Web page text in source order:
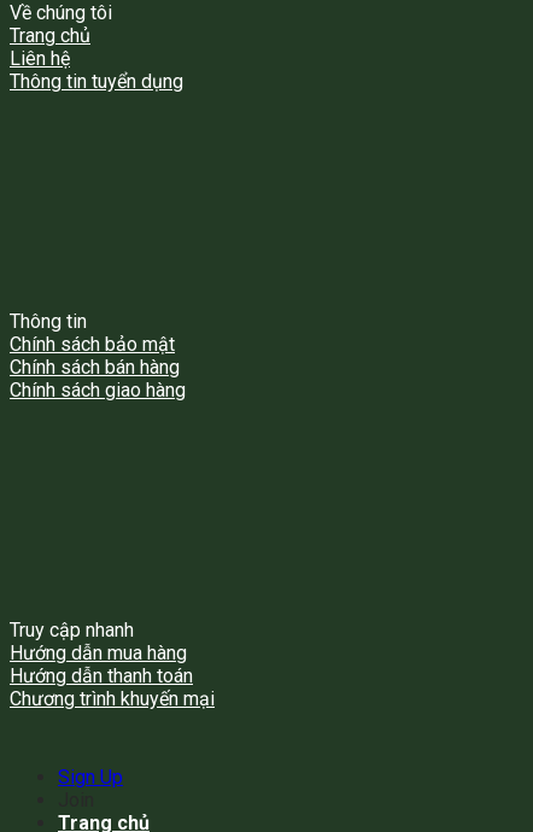
Về chúng tôi
Trang chủ
Liên hệ
Thông tin tuyển dụng
Thông tin
Chính sách bảo mật
Chính sách bán hàng
Chính sách giao hàng
Truy cập nhanh
Hướng dẫn mua hàng
Hướng dẫn thanh toán
Chương trình khuyến mại
Sign Up
Trang chủ